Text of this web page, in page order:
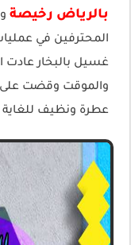
بالرياض رخيصة
المحترفين في
غسيل بالبخار عادت
والموقت وقضت على
عطرة ونظيف للغاية